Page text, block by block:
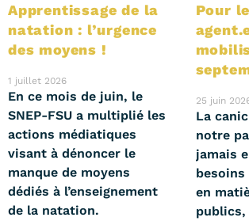
Apprentissage de la
natation : l’urgence
des moyens !
1 juillet 2026
En ce mois de juin, le
SNEP-FSU a multiplié les
actions médiatiques
visant à dénoncer le
manque de moyens
dédiés à l’enseignement
de la natation.
Pour
25 juin
La
notre
jamais
en